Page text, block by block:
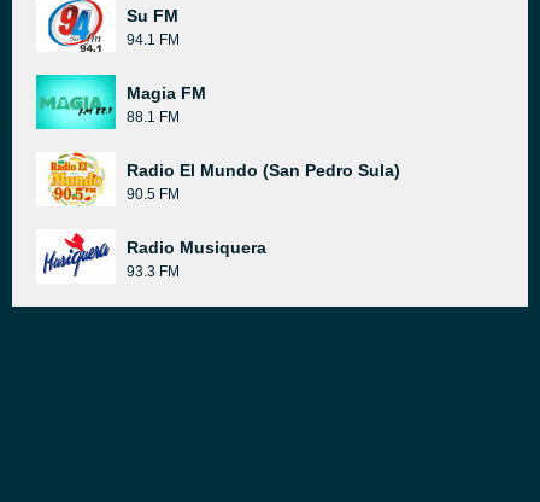
Su FM
94.1 FM
Magia FM
88.1 FM
Radio El Mundo (San Pedro Sula)
90.5 FM
Radio Musiquera
93.3 FM